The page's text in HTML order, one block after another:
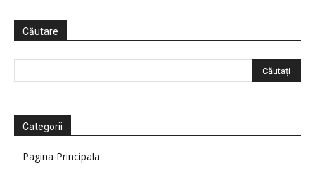
Căutare
Categorii
Pagina Principala